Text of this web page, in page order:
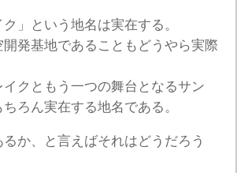
ク」という地名は実在する。
発基地であることもどうやら実際
クともう一つの舞台となるサン
ろん実在する地名である。
か、と言えばそれはどうだろう